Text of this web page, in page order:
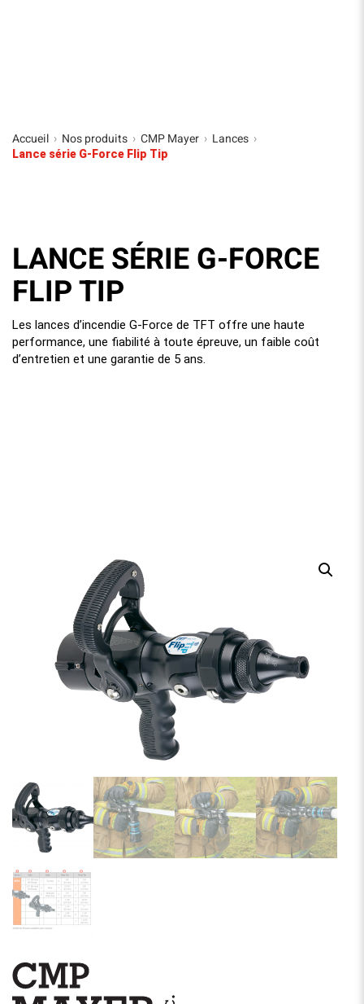
Accueil › Nos produits › CMP Mayer › Lances ›
Lance série G-Force Flip Tip
LANCE SÉRIE G-FORCE
FLIP TIP
Les lances d’incendie G-Force de TFT offre une haute
performance, une fiabilité à toute épreuve, un faible coût
d’entretien et une garantie de 5 ans.